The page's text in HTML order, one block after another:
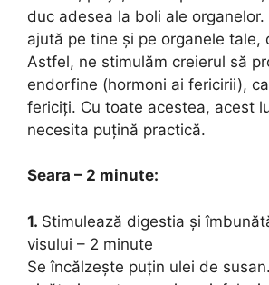
duc adesea la boli ale organelor.
ajută pe tine și pe organele tale,
Astfel, ne stimulăm creierul să
endorfine (hormoni ai fericirii),
fericiți. Cu toate acestea, acest
necesita puțină practică.
Seara – 2 minute:
1. Stimulează digestia și
visului – 2 minute
Se încălzește puțin ulei de